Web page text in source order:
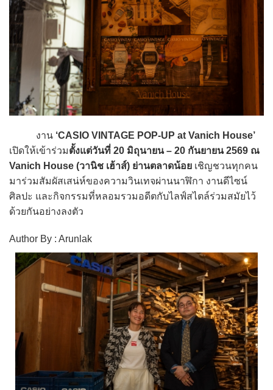
งาน ‘CASIO VINTAGE POP-UP at Vanich House’
เปิดให้เข้าร่วมตั้งแต่วันที่ 20 มิถุนายน – 20 กันยายน 2569 ณ
Vanich House (วานิช เฮ้าส์) ย่านตลาดน้อย เชิญชวนทุกคน
มาร่วมสัมผัสเสน่ห์ของความวินเทจผ่านนาฬิกา งานดีไซน์
ศิลปะ และกิจกรรมที่หลอมรวมอดีตกับไลฟ์สไตล์ร่วมสมัยไว้
ด้วยกันอย่างลงตัว
Author By : Arunlak